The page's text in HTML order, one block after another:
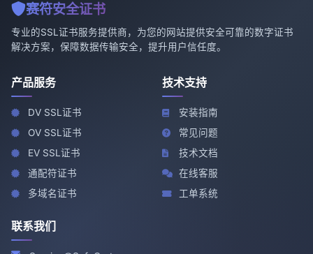
赛符安全证书
专业的SSL证书服务提供商，为您的网站提供安全可靠的数字证书
解决方案，保障数据传输安全，提升用户信任度。
产品服务
DV SSL证书
OV SSL证书
EV SSL证书
通配符证书
多域名证书
技术支持
安装指南
常见问题
技术文档
在线客服
工单系统
联系我们